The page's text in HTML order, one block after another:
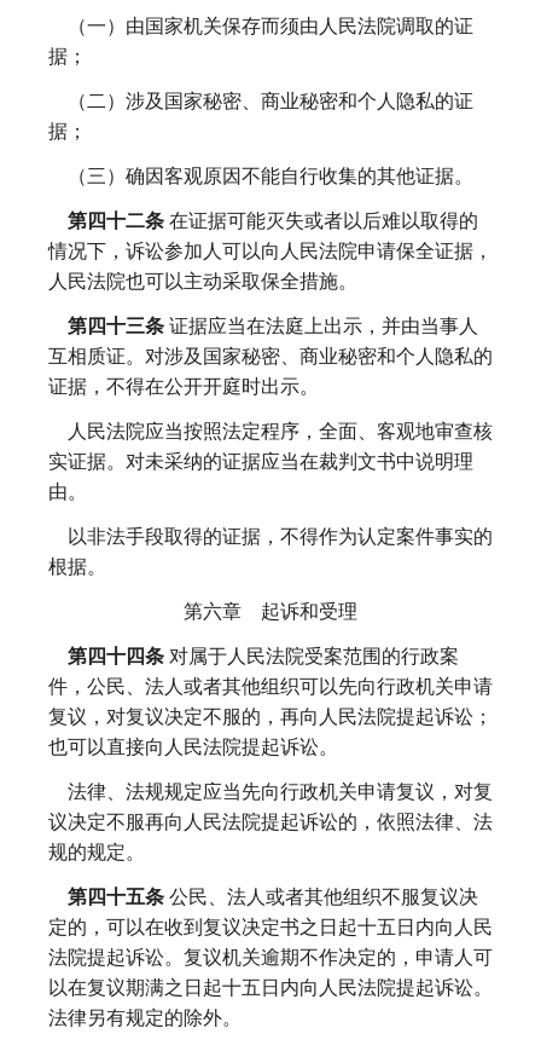
（一）由国家机关保存而须由人民法院调取的证
据；
（二）涉及国家秘密、商业秘密和个人隐私的证
据；
（三）确因客观原因不能自行收集的其他证据。
第四十二条 在证据可能灭失或者以后难以取得的
情况下，诉讼参加人可以向人民法院申请保全证据，
人民法院也可以主动采取保全措施。
第四十三条 证据应当在法庭上出示，并由当事人
互相质证。对涉及国家秘密、商业秘密和个人隐私的
证据，不得在公开开庭时出示。
人民法院应当按照法定程序，全面、客观地审查核
实证据。对未采纳的证据应当在裁判文书中说明理
由。
以非法手段取得的证据，不得作为认定案件事实的
根据。
第六章 起诉和受理
第四十四条 对属于人民法院受案范围的行政案
件，公民、法人或者其他组织可以先向行政机关申请
复议，对复议决定不服的，再向人民法院提起诉讼；
也可以直接向人民法院提起诉讼。
法律、法规规定应当先向行政机关申请复议，对复
议决定不服再向人民法院提起诉讼的，依照法律、法
规的规定。
第四十五条 公民、法人或者其他组织不服复议决
定的，可以在收到复议决定书之日起十五日内向人民
法院提起诉讼。复议机关逾期不作决定的，申请人可
以在复议期满之日起十五日内向人民法院提起诉讼。
法律另有规定的除外。